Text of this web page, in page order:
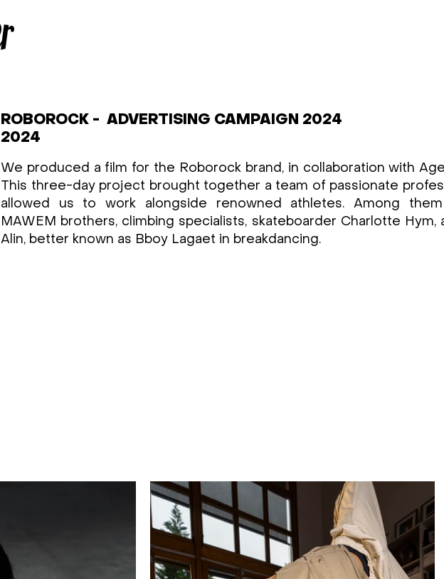
ROBOROCK - ADVERTISING CAMPAIGN 2024
2024
We produced a film for the Roborock brand, in collaboration with
This three-day project brought together a team of passionate
allowed us to work alongside renowned athletes. Among
MAWEM brothers, climbing specialists, skateboarder Charlotte Hym,
Alin, better known as Bboy Lagaet in breakdancing.